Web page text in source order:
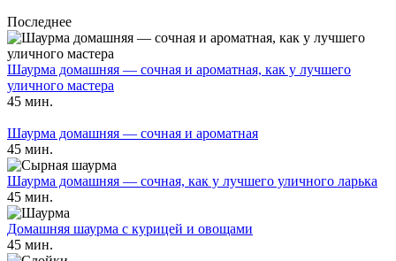
Последнее
Шаурма домашняя — сочная и ароматная, как у лучшего
уличного мастера
45 мин.
Шаурма домашняя — сочная и ароматная
45 мин.
Шаурма домашняя — сочная, как у лучшего уличного ларька
45 мин.
Домашняя шаурма с курицей и овощами
45 мин.